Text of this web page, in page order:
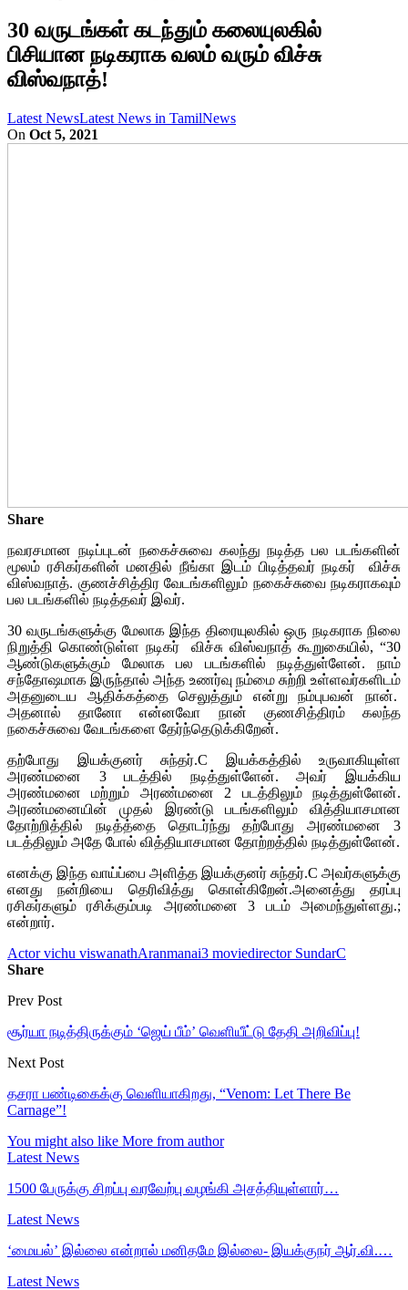
30 வருடங்கள் கடந்தும் கலையுலகில்
பிசியான நடிகராக வலம் வரும் விச்சு
விஸ்வநாத்!
Latest NewsLatest News in TamilNews
On Oct 5, 2021
Share
நவரசமான நடிப்புடன் நகைச்சுவை கலந்து நடித்த பல படங்களின்
மூலம் ரசிகர்களின் மனதில் நீங்கா இடம் பிடித்தவர் நடிகர் விச்சு
விஸ்வநாத். குணச்சித்திர வேடங்களிலும் நகைச்சுவை நடிகராகவும்
பல படங்களில் நடித்தவர் இவர்.
30 வருடங்களுக்கு மேலாக இந்த திரையுலகில் ஒரு நடிகராக நிலை
நிறுத்தி கொண்டுள்ள நடிகர் விச்சு விஸ்வநாத் கூறுகையில், “30
ஆண்டுகளுக்கும் மேலாக பல படங்களில் நடித்துள்ளேன். நாம்
சந்தோஷமாக இருந்தால் அந்த உணர்வு நம்மை சுற்றி உள்ளவர்களிடம்
அதனுடைய ஆதிக்கத்தை செலுத்தும் என்று நம்புபவன் நான்.
அதனால் தானோ என்னவோ நான் குணசித்திரம் கலந்த
நகைச்சுவை வேடங்களை தேர்ந்தெடுக்கிறேன்.
தற்போது இயக்குனர் சுந்தர்.C இயக்கத்தில் உருவாகியுள்ள
அரண்மனை 3 படத்தில் நடித்துள்ளேன். அவர் இயக்கிய
அரண்மனை மற்றும் அரண்மனை 2 படத்திலும் நடித்துள்ளேன்.
அரண்மனையின் முதல் இரண்டு படங்களிலும் வித்தியாசமான
தோற்றித்தில் நடித்த்தை தொடர்ந்து தற்போது அரண்மனை 3
படத்திலும் அதே போல் வித்தியாசமான தோற்றத்தில் நடித்துள்ளேன்.
எனக்கு இந்த வாய்ப்பை அளித்த இயக்குனர் சுந்தர்.C அவர்களுக்கு
எனது நன்றியை தெரிவித்து கொள்கிறேன்.அனைத்து தரப்பு
ரசிகர்களும் ரசிக்கும்படி அரண்மனை 3 படம் அமைந்துள்ளது.;
என்றார்.
Actor vichu viswanathAranmanai3 moviedirector SundarC
Share
Prev Post
சூர்யா நடித்திருக்கும் ‘ஜெய் பீம்’ வெளியீட்டு தேதி அறிவிப்பு!
Next Post
தசரா பண்டிகைக்கு வெளியாகிறது, “Venom: Let There Be
Carnage”!
You might also like More from author
Latest News
1500 பேருக்கு சிறப்பு வரவேற்பு வழங்கி அசத்தியுள்ளார்…
Latest News
‘மையல்’ இல்லை என்றால் மனிதமே இல்லை- இயக்குநர் ஆர்.வி.…
Latest News